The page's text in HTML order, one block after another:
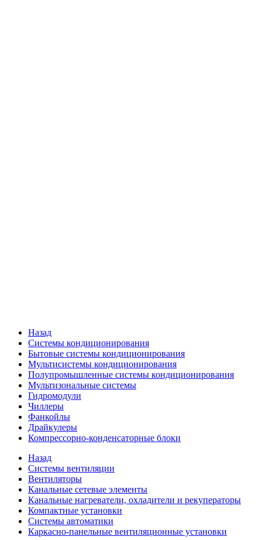
Назад
Системы кондиционирования
Бытовые системы кондиционирования
Мультисистемы кондиционирования
Полупромышленные системы кондиционирования
Мультизональные системы
Гидромодули
Чиллеры
Фанкойлы
Драйкулеры
Компрессорно-конденсаторные блоки
Назад
Системы вентиляции
Вентиляторы
Канальные сетевые элементы
Канальные нагреватели, охладители и рекуператоры
Компактные установки
Системы автоматики
Каркасно-панельные вентиляционные установки